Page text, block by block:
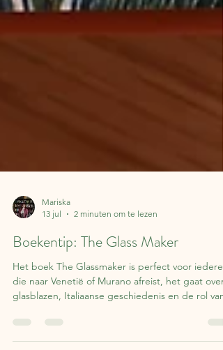
Mariska
13 jul
2 minuten om te lezen
Boekentip: The Glass Maker
Het boek The Glassmaker is perfect voor
die naar Venetië of Murano afreist, het gaat over